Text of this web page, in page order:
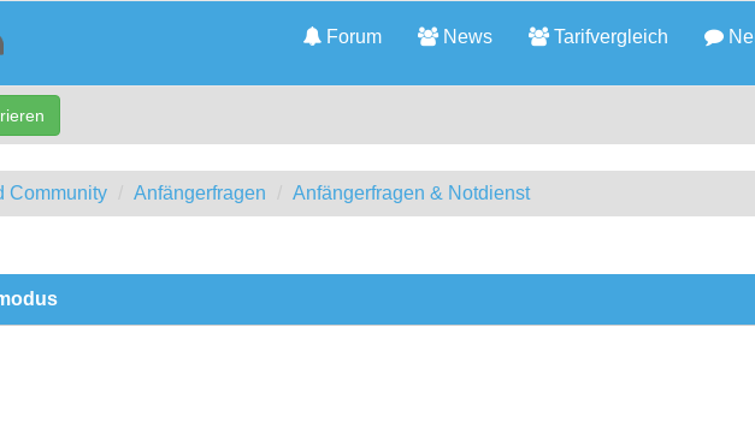
Forum News Tarifvergleich
Community Anfängerfragen Anfängerfragen & Notdienst